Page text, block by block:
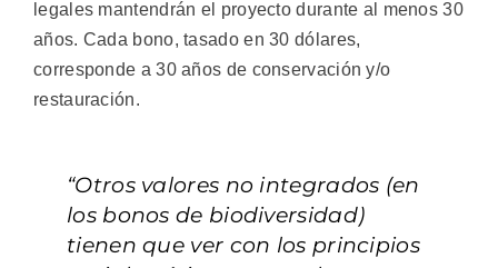
legales mantendrán el proyecto durante al menos 30
años. Cada bono, tasado en 30 dólares,
corresponde a 30 años de conservación y/o
restauración.
“Otros valores no integrados (en
los bonos de biodiversidad)
tienen que ver con los principios